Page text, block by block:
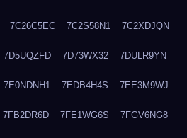
7C26C5EC 7C2S58N1 7C2XDJQN
7D5UQZFD 7D73WX32 7DULR9YN
7E0NDNH1 7EDB4H4S 7EE3M9WJ
7FB2DR6D 7FE1WG6S 7FGV6NG8